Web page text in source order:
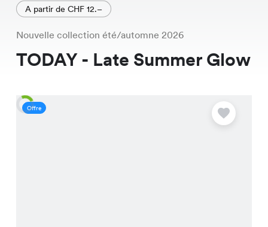
A partir de CHF 12.–
Nouvelle collection été/automne 2026
TODAY - Late Summer Glow
Offre